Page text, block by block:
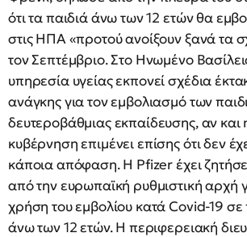
ότι τα παιδιά άνω των 12 ετών θα
στις ΗΠΑ «προτού ανοίξουν ξανά τα
τον Σεπτέμβριο. Στο Ηνωμένο
υπηρεσία υγείας εκπονεί σχέδια
ανάγκης για τον εμβολιασμό των
δευτεροβάθμιας εκπαίδευσης, αν και
κυβέρνηση επιμένει επίσης ότι δεν
κάποια απόφαση. Η Pfizer έχει
από την ευρωπαϊκή ρυθμιστική αρχή
χρήση του εμβολίου κατά Covid-19 σε
άνω των 12 ετών. Η περιφερειακή